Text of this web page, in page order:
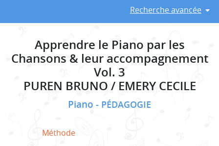
Recherche avancée
Apprendre le Piano par les
Chansons & leur accompagnement
Vol. 3
PUREN BRUNO / EMERY CECILE
Piano PÉDAGOGIE
Méthode